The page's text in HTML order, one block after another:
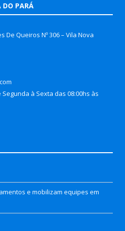
DO PARÁ
De Queiros Nº 306 – Vila Nova
à Sexta das 08:00hs às
e mobilizam equipes em